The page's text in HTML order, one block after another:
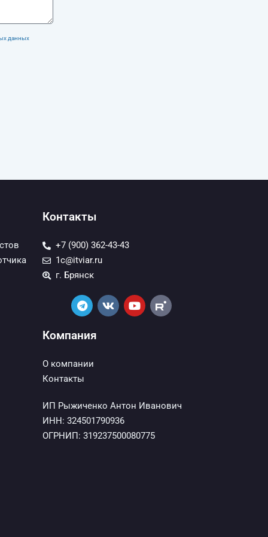
данных
Контакты
+7 (900) 362-43-43
1c@itviar.ru
г. Брянск
Компания
О компании
Контакты
ИП Рыжиченко Антон Иванович
ИНН: 324501790936
ОГРНИП: 319237500080775